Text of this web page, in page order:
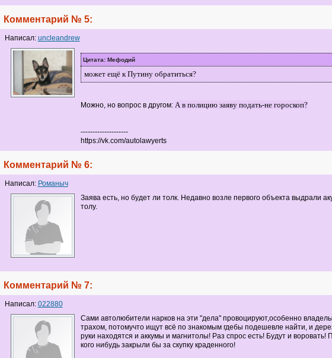
Комментарий № 5:
Написал: uncleandrew
Цитата: Мефодий
может ещё к Путину обратиться?
Можно, но вопрос в другом: А в полицию заяву подать-не гороскоп?
--------------------
https://vk.com/autolawyerts
Комментарий № 6:
Написал: Романыч
Заява есть, но будет ли толк. Недавно возле первого объекта выдрали
толу.
Комментарий № 7:
Написал: 022880
Сами автолюбители нарков на эти "дела" провоцируют,особенно
трахом, потомучто ищут всё по знакомым гдебы подешевле найти, и
руки находятся и аккумы и магнитолы! Раз спрос есть! Будут и воровать!
кого нибудь закрыли бы за скупку краденного!